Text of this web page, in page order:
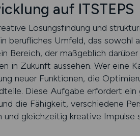
auf ITSTEPS
Lösungsfindung und
berufliches Umfeld, das sowohl
Bereich, der maßgeblich
in Zukunft aussehen. Wer eine
neuer Funktionen, die
Diese Aufgabe erfordert ein
die Fähigkeit, verschiedene
gleichzeitig kreative Impulse